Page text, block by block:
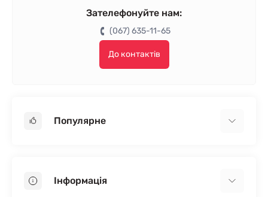
Зателефонуйте нам:
(067) 635-11-65
До контактів
Популярне
Пінопласт
Інформація